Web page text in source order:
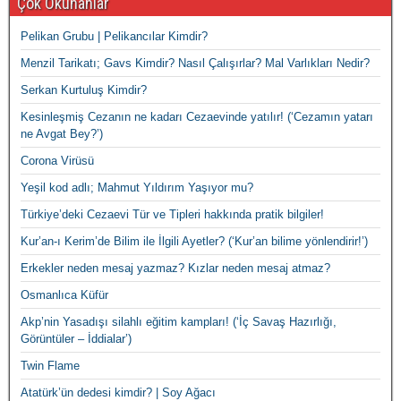
Pelikan Grubu | Pelikancılar Kimdir?
Menzil Tarikatı; Gavs Kimdir? Nasıl Çalışırlar? Mal Varlıkları Nedir?
Serkan Kurtuluş Kimdir?
Kesinleşmiş Cezanın ne kadarı Cezaevinde yatılır! (‘Cezamın yatarı
ne Avgat Bey?’)
Corona Virüsü
Yeşil kod adlı; Mahmut Yıldırım Yaşıyor mu?
Türkiye’deki Cezaevi Tür ve Tipleri hakkında pratik bilgiler!
Kur’an-ı Kerim’de Bilim ile İlgili Ayetler? (‘Kur’an bilime yönlendirir!’)
Erkekler neden mesaj yazmaz? Kızlar neden mesaj atmaz?
Osmanlıca Küfür
Akp’nin Yasadışı silahlı eğitim kampları! (‘İç Savaş Hazırlığı,
Görüntüler – İddialar’)
Twin Flame
Atatürk’ün dedesi kimdir? | Soy Ağacı